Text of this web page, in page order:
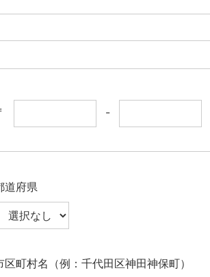
-
道府県
区町村名（例：千代田区神田神保町）